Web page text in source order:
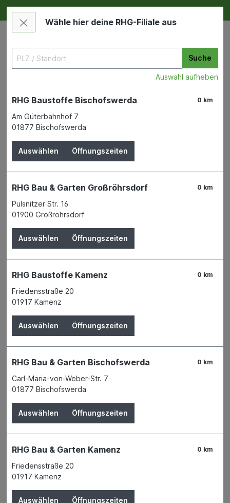
Deine RHG NEU ERLEBEN
Betonzusätze und Mörtelzusätze
Bauen & Renovieren
Bad & Sanitär
Wärmedämmung
Fenster
Fliesen & Fliesenzubehör
Wand- & Bodenbeläge
Mauern & Verputzen
Zement
Kalk
Gips
Wähle hier deine RHG-Filiale aus
Suche
Auswahl aufheben
0 km
RHG Baustoffe Bischofswerda
Am Güterbahnhof 7
01877 Bischofswerda
Auswählen Öffnungszeiten
0 km
RHG Bau & Garten Großröhrsdorf
Pulsnitzer Str. 16
01900 Großröhrsdorf
Auswählen Öffnungszeiten
0 km
RHG Baustoffe Kamenz
Friedensstraße 20
01917 Kamenz
Auswählen Öffnungszeiten
0 km
RHG Bau & Garten Bischofswerda
Carl-Maria-von-Weber-Str. 7
01877 Bischofswerda
Auswählen Öffnungszeiten
0 km
RHG Bau & Garten Kamenz
Friedensstraße 20
01917 Kamenz
Auswählen Öffnungszeiten